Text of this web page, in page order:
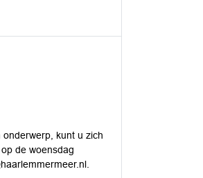
kunt u zich
de woensdag